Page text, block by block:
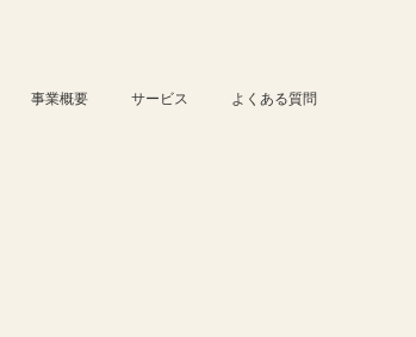
事業概要 サービス よくある質問